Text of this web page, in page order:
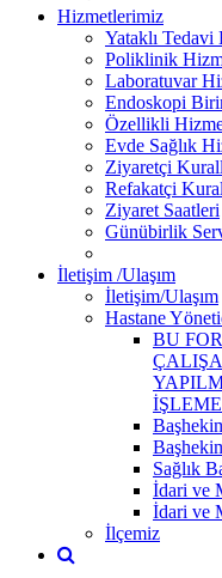
Hizmetlerimiz
Yataklı
Poliklinik
Laboratuvar
Endoskopi
Özellikli
Evde Sağlık
Ziyaretçi
Refakatçi
Ziyaret Saatleri
Günübirlik
İletişim /Ulaşım
İletişim/Ulaşım
Hastane
BU
Sağlık
İdari ve
İdari ve
İlçemiz